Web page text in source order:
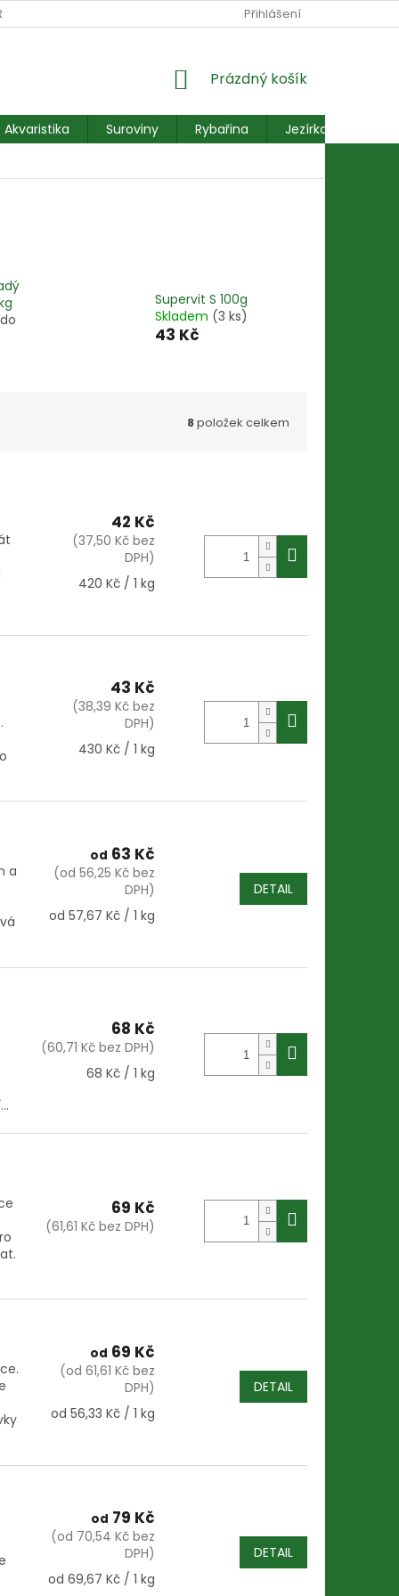
OSOBNÍCH ÚDAJŮ REKLAMACE FORMULÁŘ
Přihlášení
NÁKUPNÍ
Prázdný košík
Akvaristika Suroviny Rybařina
Jezírkové ryby
Supervit S 100g
Skladem (3 ks)
43 Kč
8položek celkem
42 Kč
(37,50 Kč bez
DPH)
Měrná
420 Kč / 1 kg
43 Kč
(38,39 Kč bez
DPH)
Měrná
430 Kč / 1 kg
a
od 63 Kč
(od 56,25 Kč bez
DPH)
Měrná
od 57,67 Kč / 1 kg
DETAIL
68 Kč
(60,71 Kč bez DPH)
Měrná
68 Kč / 1 kg
69 Kč
(61,61 Kč bez DPH)
od 69 Kč
(od 61,61 Kč bez
DPH)
Měrná
od 56,33 Kč / 1 kg
DETAIL
od 79 Kč
(od 70,54 Kč bez
DPH)
Měrná
od 69,67 Kč / 1 kg
DETAIL